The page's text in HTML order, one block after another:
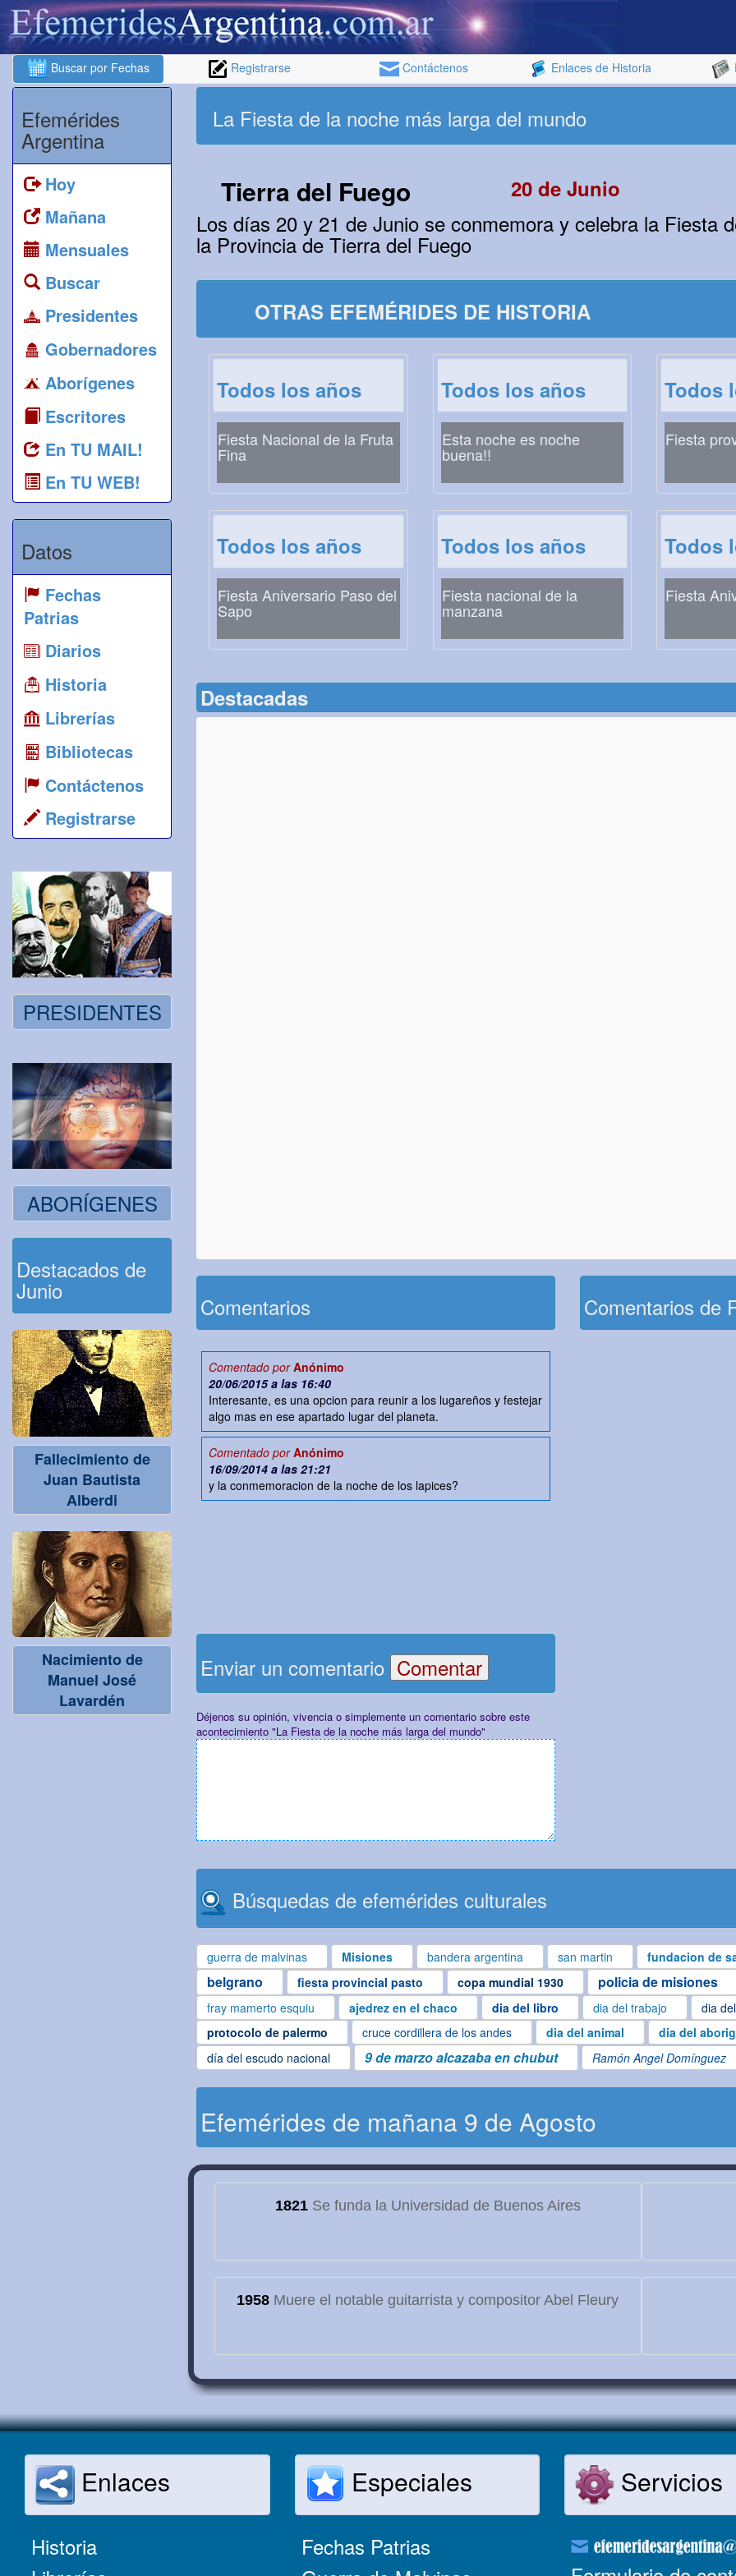
Buscar por Fechas Registrarse Contáctenos Enlaces de Historia
Efemérides
Argentina
Hoy
Mañana
Mensuales
Buscar
Presidentes
Gobernadores
Aborígenes
Escritores
En TU MAIL!
En TU WEB!
Datos
Fechas
Patrias
Diarios
Historia
Librerías
Bibliotecas
Contáctenos
Registrarse
PRESIDENTES
ABORÍGENES
Destacados de
Junio
Fallecimiento de
Juan Bautista
Alberdi
Nacimiento de
Manuel José
Lavardén
La Fiesta de la noche más larga del mundo
Tierra del Fuego 20 de Junio
Los días 20 y 21 de Junio se conmemora y celebra la Fiesta
la Provincia de Tierra del Fuego
OTRAS EFEMÉRIDES DE HISTORIA
Todos los años
Fiesta Nacional de la Fruta
Fina
Todos los años
Esta noche es noche
buena!!
Todos
Fiesta
Todos los años
Fiesta Aniversario Paso del
Sapo
Todos los años
Fiesta nacional de la
manzana
Todos
Fiesta
Destacadas
Comentarios
Comentado porAnónimo
20/06/2015 a las 16:40
Interesante, es una opcion para reunir a los lugareños y festejar
algo mas en ese apartado lugar del planeta.
Comentado porAnónimo
16/09/2014 a las 21:21
y la conmemoracion de la noche de los lapices?
Enviar un comentario
Déjenos su opinión, vivencia o simplemente un comentario sobre este
acontecimiento "La Fiesta de la noche más larga del mundo"
Comentarios de
Búsquedas de efemérides culturales
guerra de malvinas Misiones bandera argentina san martin fundacion de
belgrano fiesta provincial pasto copa mundial 1930 policia de misiones
fray mamerto esquiu
ajedrez en el chaco dia del libro dia del trabajo dia
protocolo de palermo
cruce cordillera de los andes dia del animal dia del
día del escudo nacional
9 de marzo alcazaba en chubut Ramón Angel Domínguez
Efemérides de mañana 9 de Agosto
1821Se funda la Universidad de Buenos Aires
1958 Muere el notable guitarrista y compositor Abel Fleury
Enlaces
Historia
Especiales
Fechas Patrias
Servicios